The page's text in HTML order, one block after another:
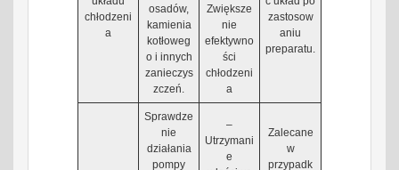
chłodzeni
a
osadów,
kamienia
kotłoweg
o i innych
zanieczys
zczeń.
Zwiększe
nie
efektywno
ści
chłodzeni
a
zastosow
aniu
preparatu.
Sprawdze
nie
działania
pompy
–
Utrzymani
e
Zalecane
w
przypadk